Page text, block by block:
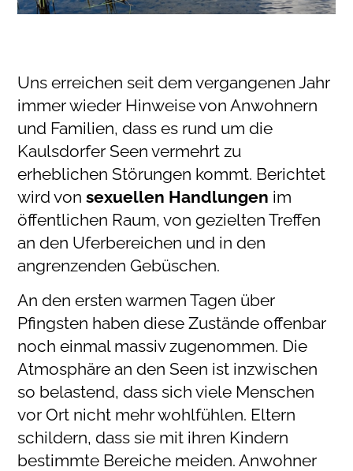
Uns erreichen seit dem vergangenen Jahr
immer wieder Hinweise von Anwohnern
und Familien, dass es rund um die
Kaulsdorfer Seen vermehrt zu
erheblichen Störungen kommt. Berichtet
wird von sexuellen Handlungen im
öffentlichen Raum, von gezielten Treffen
an den Uferbereichen und in den
angrenzenden Gebüschen.
An den ersten warmen Tagen über
Pfingsten haben diese Zustände offenbar
noch einmal massiv zugenommen. Die
Atmosphäre an den Seen ist inzwischen
so belastend, dass sich viele Menschen
vor Ort nicht mehr wohlfühlen. Eltern
schildern, dass sie mit ihren Kindern
bestimmte Bereiche meiden. Anwohner